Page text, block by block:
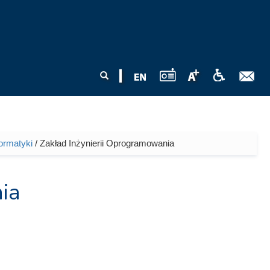
Szukaj
/ Zakład Inżynierii Oprogramowania